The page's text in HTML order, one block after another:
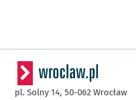
pl. Solny 14, 50-062 Wrocław